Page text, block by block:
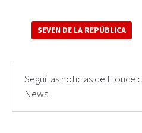
SEVEN DE LA REPÚBLICA
Seguí las noticias de
News